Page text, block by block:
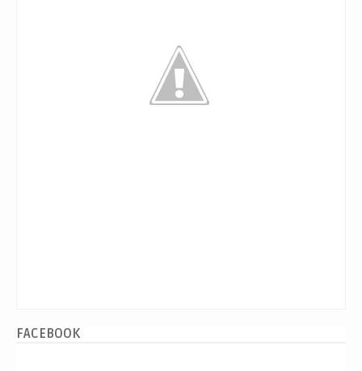
FACEBOOK